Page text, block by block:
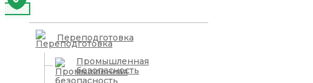
Переподготовка
Промышленная
безопасность